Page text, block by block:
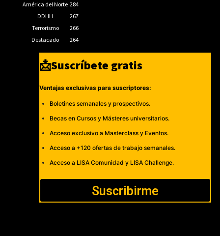
América del Norte 284
DDHH
267
Terrorismo
266
Destacado
264
📩Suscríbete gratis
Ventajas exclusivas para suscriptores:
Boletines semanales y prospectivos.
Becas en Cursos y Másteres universitarios.
Acceso exclusivo a Masterclass y Eventos.
Acceso a +120 ofertas de trabajo semanales.
Acceso a LISA Comunidad y LISA Challenge.
Suscribirme